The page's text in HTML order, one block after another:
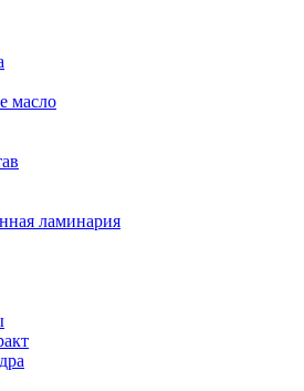
масло
ламинария